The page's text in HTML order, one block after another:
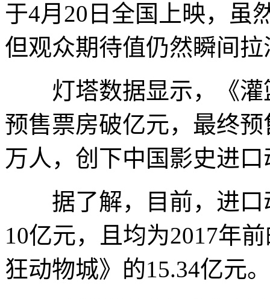
于4月20日全国上映，虽
但观众期待值仍然瞬间拉
灯塔数据显示，《灌
预售票房破亿元，最终
万人，创下中国影史进
据了解，目前，进口
10亿元，且均为2017年
狂动物城》的15.34亿元。